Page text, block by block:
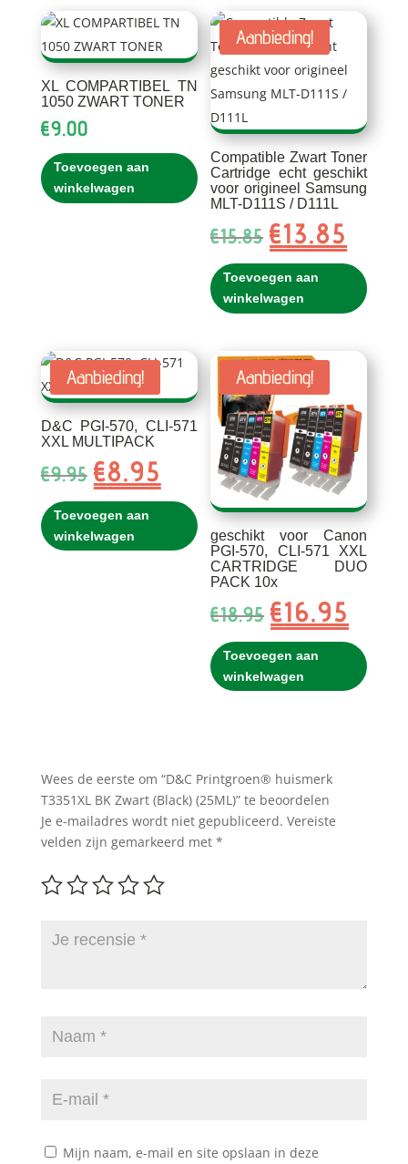
XL COMPARTIBEL TN
1050 ZWART TONER
€9.00
Toevoegen aan
winkelwagen
Aanbieding!
Compatible Zwart Toner
Cartridge echt geschikt
voor origineel Samsung
MLT-D111S / D111L
€15.85 Oorspronkelijke
prijs
was:
€15.85.
€13.85
prijs
is:
€13.85.
Toevoegen aan
winkelwagen
Aanbieding!
D&C PGI-570, CLI-571
XXL MULTIPACK
€9.95 Oorspronkelijke
prijs
was:
€9.95.
€8.95 Huidige
prijs
€8.95.
Toevoegen aan
winkelwagen
Aanbieding!
geschikt voor Canon
PGI-570, CLI-571 XXL
CARTRIDGE DUO
PACK 10x
€18.95 Oorspronkelijke
prijs
was:
€18.95.
€16.95
prijs
is:
€16.95.
Toevoegen aan
winkelwagen
Wees de eerste om “D&C Printgroen® huismerk
T3351XL BK Zwart (Black) (25ML)” te beoordelen
Je e-mailadres wordt niet gepubliceerd. Vereiste
velden zijn gemarkeerd met *
Mijn naam, e-mail en site opslaan in deze